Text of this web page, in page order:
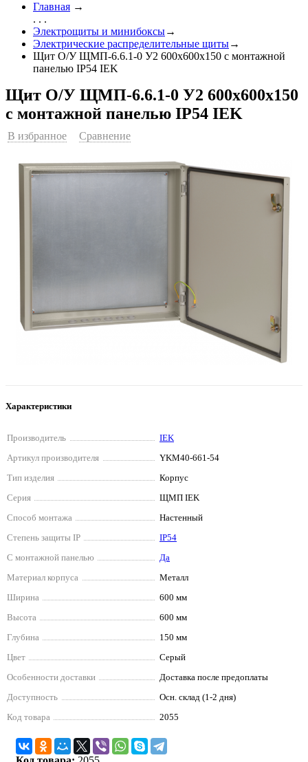
Главная →
. . .
Электрощиты и минибоксы→
Электрические распределительные щиты→
Щит О/У ЩМП-6.6.1-0 У2 600х600х150 с монтажной
панелью IP54 IEK
Щит О/У ЩМП-6.6.1-0 У2 600х600х150
с монтажной панелью IP54 IEK
В избранное Сравнение
Характеристики
Производитель
IEK
Артикул производителя
YKM40-661-54
Тип изделия
Корпус
Серия
ЩМП IEK
Способ монтажа
Настенный
Степень защиты IP
IP54
С монтажной панелью
Да
Материал корпуса
Металл
Ширина
600 мм
Высота
600 мм
Глубина
150 мм
Цвет
Серый
Особенности доставки
Доставка после предоплаты
Доступность
Осн. склад (1-2 дня)
Код товара
2055